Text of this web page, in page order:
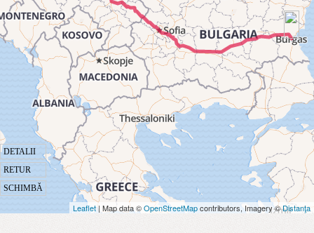
DETALII
RETUR
SCHIMBĂ